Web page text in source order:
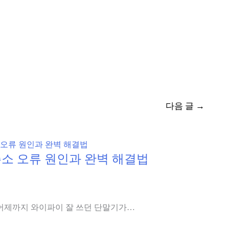
다음 글 →
오류 원인과 완벽 해결법
제까지 와이파이 잘 쓰던 단말기가…